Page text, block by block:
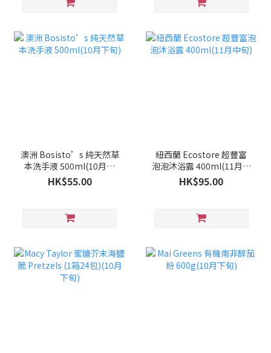
澳洲 Bosisto’s 純天然草
本洗手液 500ml(10月下
旬)
HK$55.00
紐西蘭 Ecostore 超豐富
泡泡沐浴露 400ml(11月中
旬)
HK$95.00